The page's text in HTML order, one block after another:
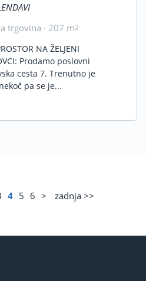
trgovina · 207 m2
NA ŽELJENI
Prodamo poslovni
cesta 7. Trenutno je
pa se je...
4 5 6 > zadnja >>